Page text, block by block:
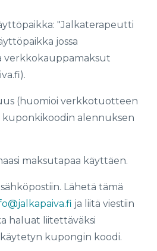
"Jalkaterapeutti
jossa
verkkokauppamaksut
(huomioi verkkotuotteen
kuponkikoodin alennuksen
maksutapaa käyttäen.
Lähetä tämä
ja liitä viestiin
haluat liitettäväksi
kupongin koodi.